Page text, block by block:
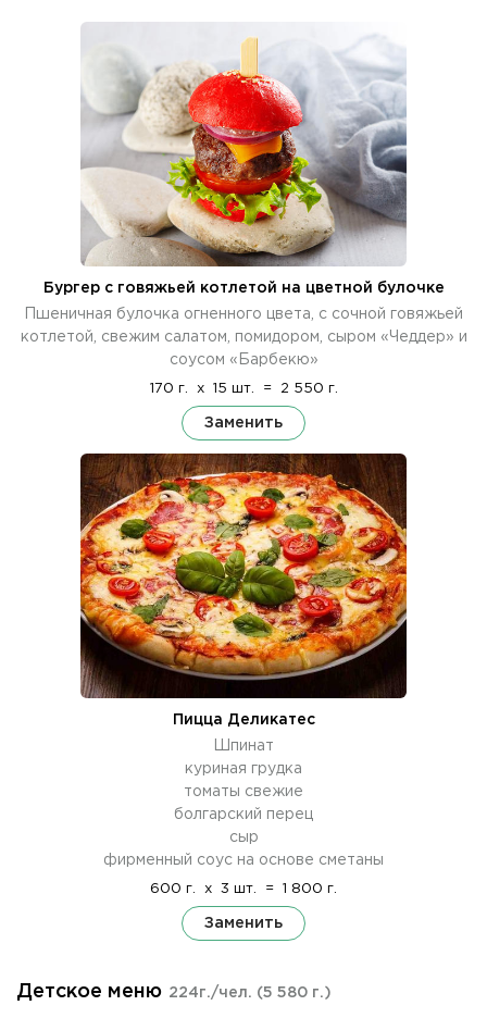
Бургер с говяжьей котлетой на цветной булочке
Пшеничная булочка огненного цвета, с сочной говяжьей
котлетой, свежим салатом, помидором, сыром «Чеддер» и
соусом «Барбекю»
170 г. x 15 шт. = 2 550 г.
Заменить
Пицца Деликатес
Шпинат
куриная грудка
томаты свежие
болгарский перец
сыр
фирменный соус на основе сметаны
600 г. x 3 шт. = 1 800 г.
Заменить
Детское меню 224г./чел. (5 580 г.)